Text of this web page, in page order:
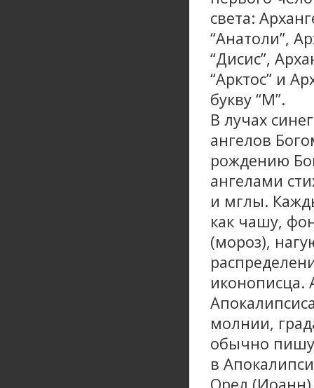
света:
“Анатоли”,
“Дисис”,
“Арктос” и
букву “М”.
В лучах
ангелов
рождению
ангелами
и мглы.
как чашу,
(мороз),
иконописца.
молнии,
обычно
в
Орел